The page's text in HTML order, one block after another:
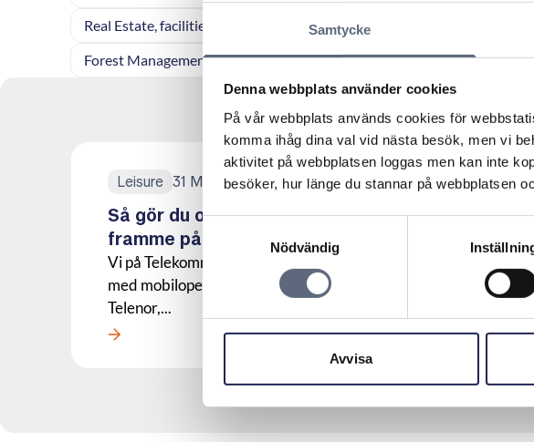
Samtycke
Denna webbplats använder cookies
På vår webbplats används cookies för
komma ihåg dina val vid nästa besök, men vi
aktivitet på webbplatsen loggas men kan inte
besöker, hur länge du stannar på webbplatsen
Samtyckesval
Nödvändig
Avvisa
Real Estate, facilities management
Personal finance
Forest Management
Consumer affairs Legal affairs
Leisure 31 May, 2018
Så gör du om mobiltjuven är
framme på semestern
Vi på Telekområdgivarna vill tillsammans
med mobiloperatörerna A3, Fello, Tele2,
Telenor,...
Läs mer om denna Press
Ska
Vi vill